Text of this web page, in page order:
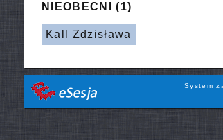
NIEOBECNI (1)
Kall Zdzisława
System